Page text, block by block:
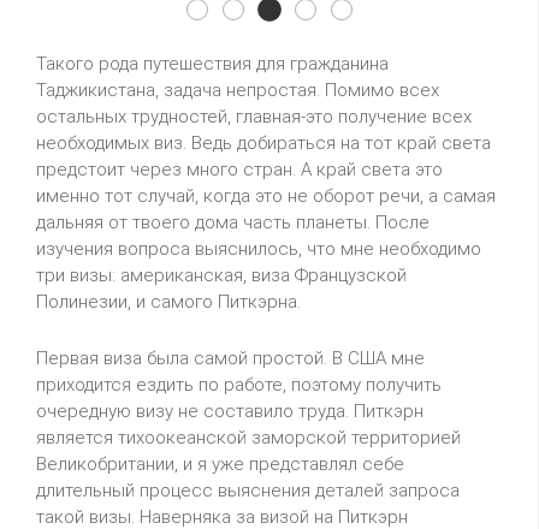
3y0z013y0z023y0z033y0z043y0z05
Такого рода путешествия для гражданина
Таджикистана, задача непростая. Помимо всех
остальных трудностей, главная-это получение всех
необходимых виз. Ведь добираться на тот край света
предстоит через много стран. А край света это
именно тот случай, когда это не оборот речи, а самая
дальняя от твоего дома часть планеты. После
изучения вопроса выяснилось, что мне необходимо
три визы: американская, виза Французской
Полинезии, и самого Питкэрна.
Первая виза была самой простой. В США мне
приходится ездить по работе, поэтому получить
очередную визу не составило труда. Питкэрн
является тихоокеанской заморской территорией
Великобритании, и я уже представлял себе
длительный процесс выяснения деталей запроса
такой визы. Наверняка за визой на Питкэрн